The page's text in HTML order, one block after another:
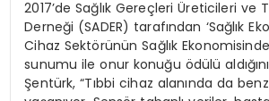
2017’de Sağlık Gereçleri Üreticileri ve
Derneği (SADER) tarafından ‘Sağlık
Cihaz Sektörünün Sağlık
sunumu ile onur konuğu ödülü
Şentürk, “Tıbbi cihaz alanında da